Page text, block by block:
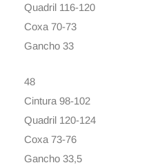
Quadril 116-120
Coxa 70-73
Gancho 33
48
Cintura 98-102
Quadril 120-124
Coxa 73-76
Gancho 33,5